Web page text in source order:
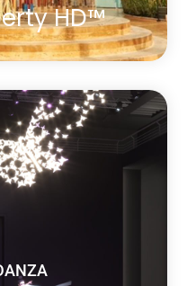
HD™
avanzata del
la danza Harlequin
condizioni di